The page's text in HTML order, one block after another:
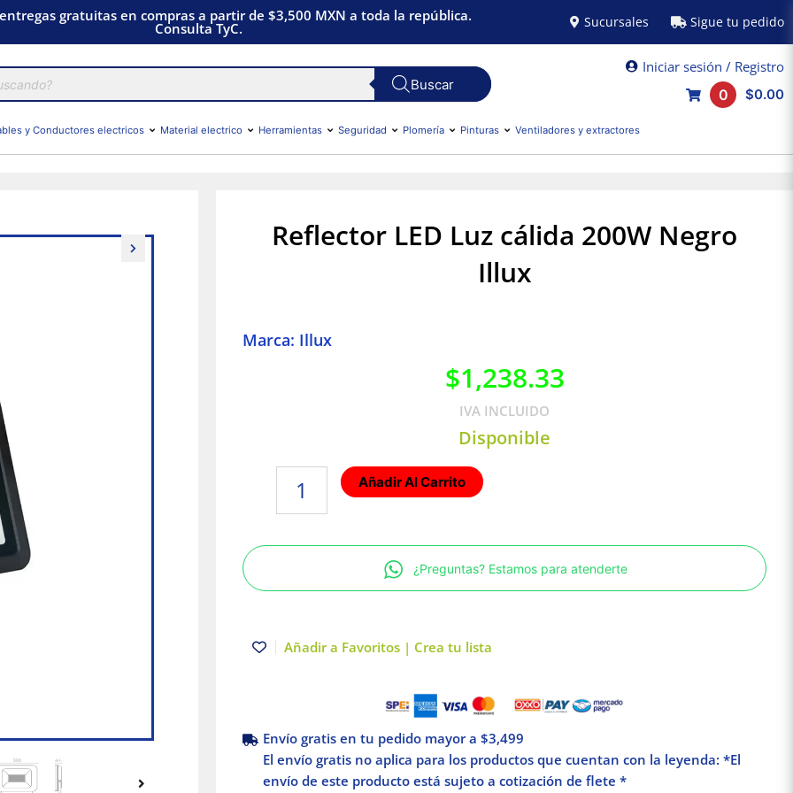
gratuitas en compras a partir de $3,500 MXN a toda la república.
Consulta TyC. Sucursales Sigue tu pedido
Iniciar sesión / Registro
0
$0.00
y Conductores electricos Material electrico Herramientas Seguridad Plomería Pinturas Ventiladores y extractores
Reflector LED Luz cálida 200W Negro
Illux
Marca: Illux
$1,238.33
IVA INCLUIDO
Disponible
200W
Negro
Añadir Al Carrito
¿Preguntas? Estamos para atenderte
Añadir a Favoritos | Crea tu lista
Envío gratis en tu pedido mayor a $3,499
El envío gratis no aplica para los productos que cuentan con la leyenda: *El
envío de este producto está sujeto a cotización de flete *